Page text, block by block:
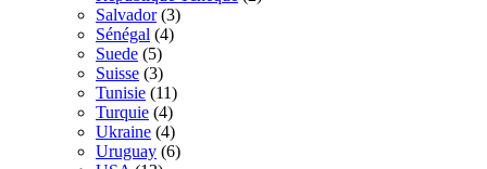
Salvador (3)
Sénégal (4)
Suede (5)
Suisse (3)
Tunisie (11)
Turquie (4)
Ukraine (4)
Uruguay (6)